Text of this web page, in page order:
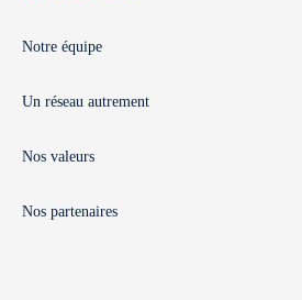
Notre équipe
Un réseau autrement
Nos valeurs
Nos partenaires